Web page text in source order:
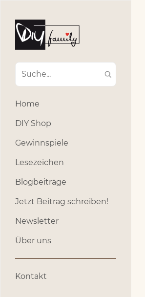
Home
DIY Shop
Gewinnspiele
Lesezeichen
Blogbeiträge
Jetzt Beitrag schreiben!
Newsletter
Über uns
Kontakt